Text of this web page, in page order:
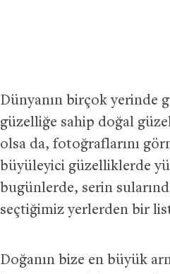
Dünyanın birçok yerinde
güzelliğe sahip doğal
olsa da, fotoğraflarını
büyüleyici güzelliklerde
bugünlerde, serin
seçtiğimiz yerlerden bir
Doğanın bize en büyük